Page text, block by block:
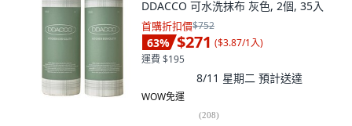
DDACCO 可水洗抹布 灰色, 2個, 35入
首購折扣價$752
63% $271 ($3.87/1入)
運費 $195
8/11 星期二 預計送達
WOW免運
(208)